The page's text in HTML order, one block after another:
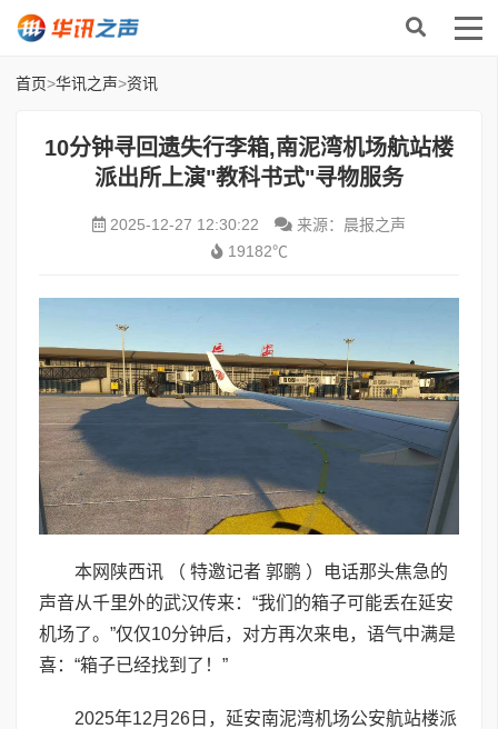
首页>华讯之声>资讯
10分钟寻回遗失行李箱,南泥湾机场航站楼
派出所上演"教科书式"寻物服务
2025-12-27 12:30:22
来源：晨报之声
19182℃
本网陕西讯 （ 特邀记者 郭鹏 ）电话那头焦急的
声音从千里外的武汉传来：“我们的箱子可能丢在延安
机场了。”仅仅10分钟后，对方再次来电，语气中满是
喜：“箱子已经找到了！”
2025年12月26日，延安南泥湾机场公安航站楼派